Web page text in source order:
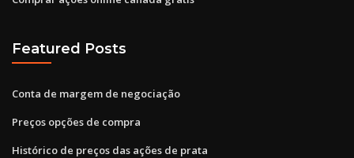
Featured Posts
Conta de margem de negociação
Preços opções de compra
Histórico de preços das ações de prata